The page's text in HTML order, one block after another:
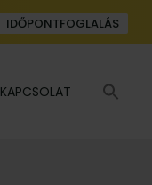
IDŐPONTFOGLALÁS
KAPCSOLAT